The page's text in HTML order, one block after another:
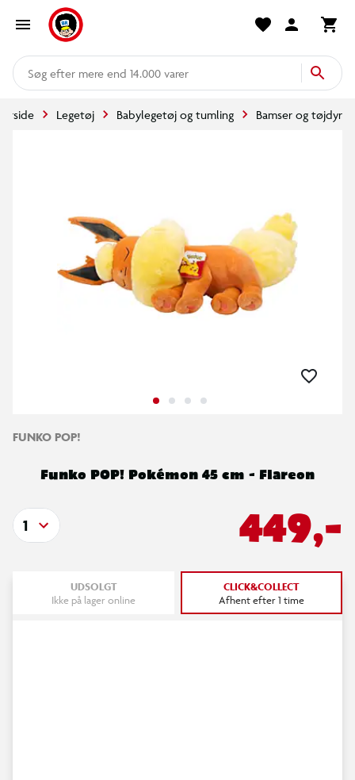
mere end 14.000 varer
Legetøj Babylegetøj og tumling Bamser og tøjdyr
FUNKO POP!
Funko POP! Pokémon 45 cm - Flareon
449,-
1
UDSOLGT
Ikke på lager online
CLICK&COLLECT
Afhent efter 1 time